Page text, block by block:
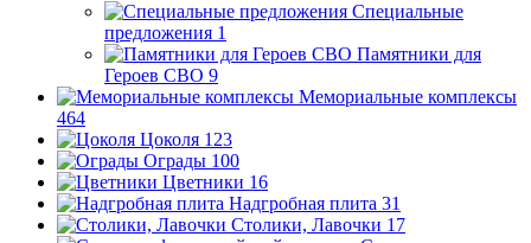
Специальные
предложения 1
Памятники для
Героев СВО 9
Мемориальные комплексы
464
Цоколя 123
Ограды 100
Цветники 16
Надгробная плита 31
Столики, Лавочки 17